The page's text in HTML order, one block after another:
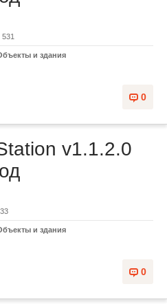
531
и здания
0
v1.1.2.0
и здания
0